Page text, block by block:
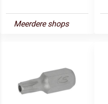
Meerdere shops